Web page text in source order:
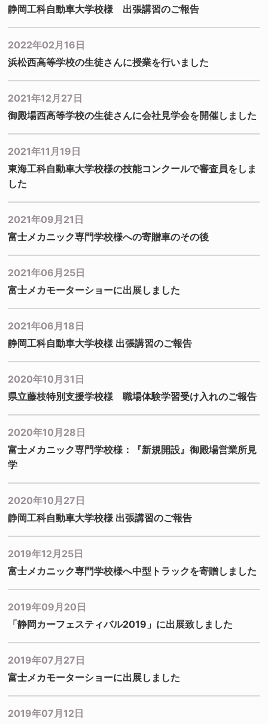
静岡工科自動車大学校様 出張講習のご報告
2022年02月16日
浜松西高等学校の生徒さんに授業を行いました
2021年12月27日
御殿場西高等学校の生徒さんに会社見学会を開催しました
2021年11月19日
東海工科自動車大学校様の技能コンクールで審査員をしま
した
2021年09月21日
富士メカニック専門学校様への寄贈車のその後
2021年06月25日
富士メカモーターショーに出展しました
2021年06月18日
静岡工科自動車大学校様 出張講習のご報告
2020年10月31日
県立藤枝特別支援学校様 職場体験学習受け入れのご報告
2020年10月28日
富士メカニック専門学校様：『新規開設』御殿場営業所見
学
2020年10月27日
静岡工科自動車大学校様 出張講習のご報告
2019年12月25日
富士メカニック専門学校様へ中型トラックを寄贈しました
2019年09月20日
「静岡カーフェスティバル2019」に出展致しました
2019年07月27日
富士メカモーターショーに出展しました
2019年07月12日